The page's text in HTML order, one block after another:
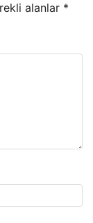
alanlar *